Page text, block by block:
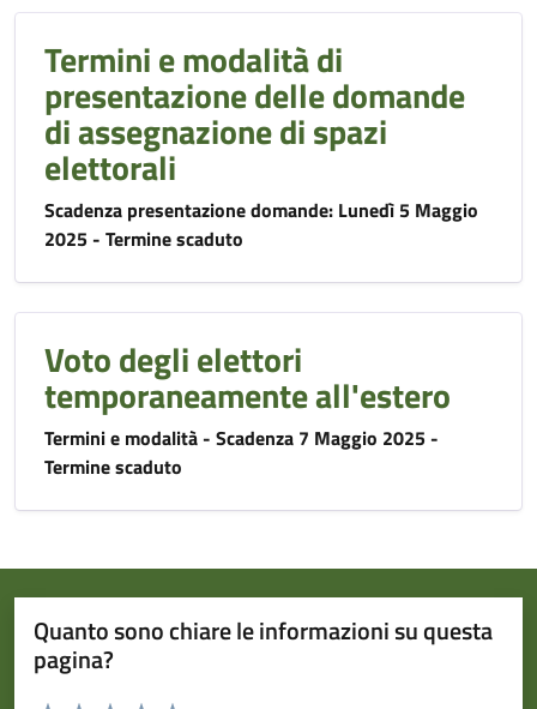
Termini e modalità di
presentazione delle domande
di assegnazione di spazi
elettorali
Scadenza presentazione domande: Lunedì 5 Maggio
2025 - Termine scaduto
Voto degli elettori
temporaneamente all'estero
Termini e modalità - Scadenza 7 Maggio 2025 -
Termine scaduto
Quanto sono chiare le informazioni su questa
pagina?